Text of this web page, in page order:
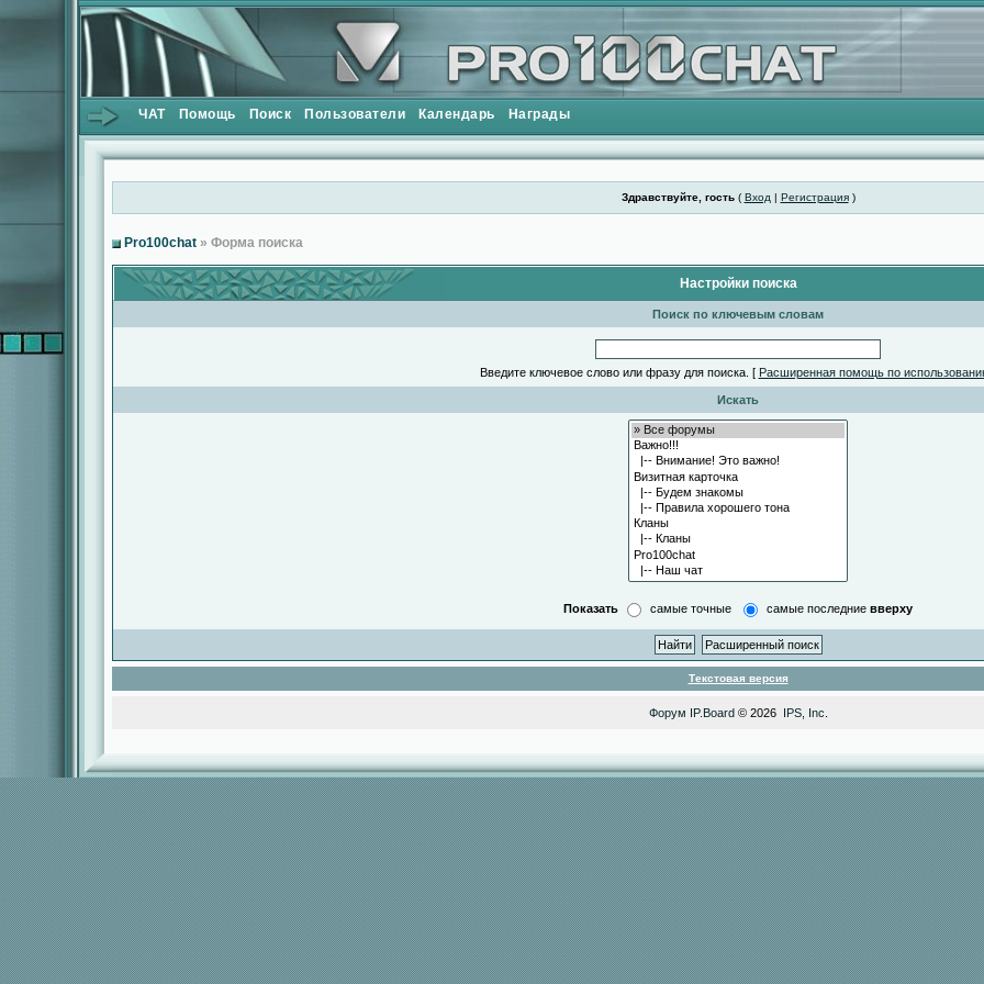
ЧАТ Помощь Поиск Пользователи Календарь Награды
Здравствуйте, гость( Вход | Регистрация)
Pro100chat » Форма поиска
Настройки поиска
Поиск по ключевым словам
Введите ключевое слово или фразу для поиска. [ Расширенная помощь по
Искать
Показать самые точные самые последние вверху
Текстовая версия
Форум IP.Board© 2026 IPS, Inc